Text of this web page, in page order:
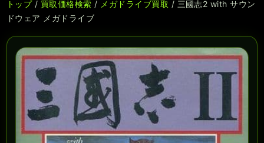
トップ/ 買取価格検索 / メガドライブ買取 / 三國志2 with サウン
ドウェア メガドライブ